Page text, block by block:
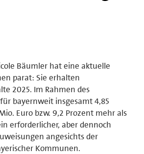
Bäumler hat eine aktuelle
parat: Sie erhalten
2025. Im Rahmen des
bayernweit insgesamt 4,85
Euro bzw. 9,2 Prozent mehr als
erforderlicher, aber dennoch
angesichts der
Kommunen.